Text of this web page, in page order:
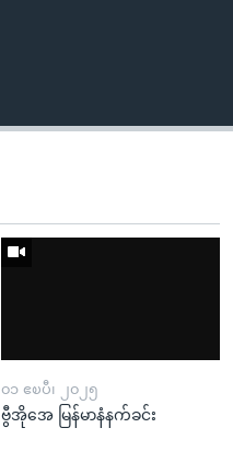
၀၁ ဧၿပီ၊ ၂၀၂၅
ဗွီအိုအေ မြန်မာနံနက်ခင်း